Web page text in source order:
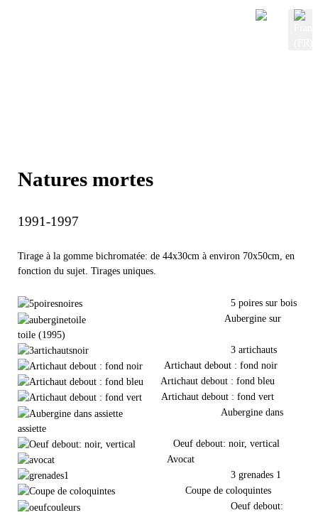
Natures mortes
1991-1997
Tirage à la gomme bichromatée: de 44x30cm à environ 70x50cm, en
fonction du sujet. Tirages uniques.
5 poires sur bois
Aubergine sur
toile (1995)
3 artichauts
Artichaut debout : fond noir
Artichaut debout : fond bleu
Artichaut debout : fond vert
Aubergine dans
assiette
Oeuf debout: noir, vertical
Avocat
3 grenades 1
Coupe de coloquintes
Oeuf debout: